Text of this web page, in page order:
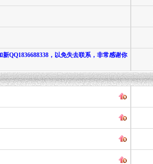
QQ1836688338，以免失去联系，非常感谢你